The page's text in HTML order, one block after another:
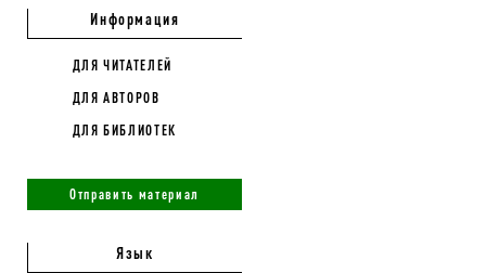
Информация
ДЛЯ ЧИТАТЕЛЕЙ
ДЛЯ АВТОРОВ
ДЛЯ БИБЛИОТЕК
Отправить материал
Язык